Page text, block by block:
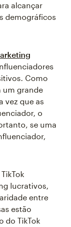
alcançar
demográficos
Como
um grande
vez que as
o
se uma
lucrativos,
entre
estão
do TikTok